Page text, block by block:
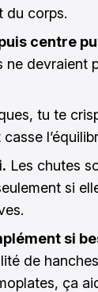
du corps.
centre
ne devraient
tu te
Les chutes
si
si
de
ça